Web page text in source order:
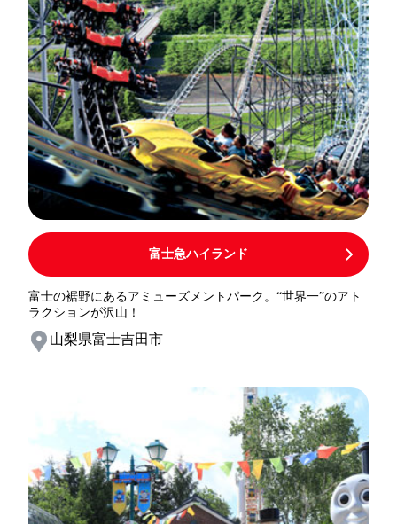
富士急ハイランド
富士の裾野にあるアミューズメントパーク。“世界一”のアト
ラクションが沢山！
山梨県富士吉田市